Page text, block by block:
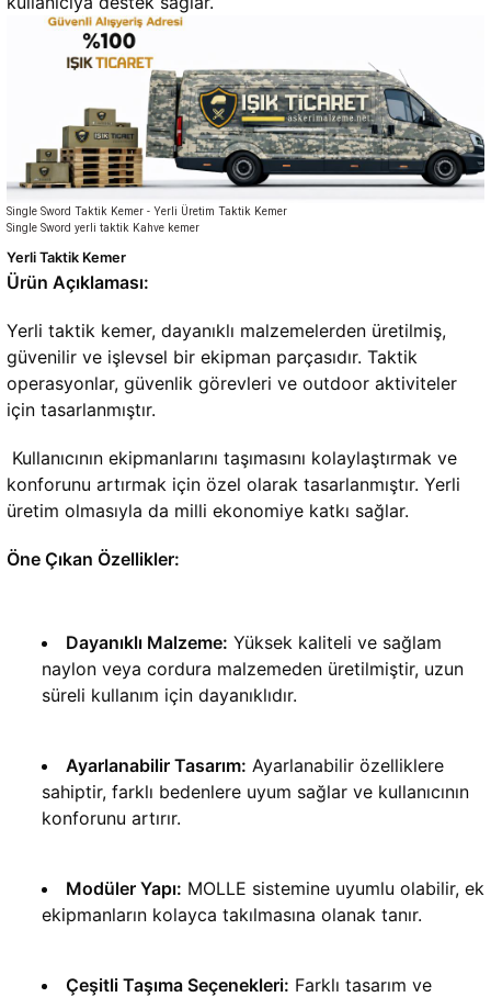
Single Sword Taktik Kemer - Yerli Üretim Taktik Kemer
Single Sword yerli taktik Kahve kemer
Yerli Taktik Kemer
Ürün Açıklaması:
Yerli taktik kemer, dayanıklı malzemelerden üretilmiş,
güvenilir ve işlevsel bir ekipman parçasıdır. Taktik
operasyonlar, güvenlik görevleri ve outdoor aktiviteler
için tasarlanmıştır.
Kullanıcının ekipmanlarını taşımasını kolaylaştırmak ve
konforunu artırmak için özel olarak tasarlanmıştır. Yerli
üretim olmasıyla da milli ekonomiye katkı sağlar.
Öne Çıkan Özellikler:
Dayanıklı Malzeme: Yüksek kaliteli ve sağlam
naylon veya cordura malzemeden üretilmiştir, uzun
süreli kullanım için dayanıklıdır.
Ayarlanabilir Tasarım: Ayarlanabilir özelliklere
sahiptir, farklı bedenlere uyum sağlar ve kullanıcının
konforunu artırır.
Modüler Yapı: MOLLE sistemine uyumlu olabilir, ek
ekipmanların kolayca takılmasına olanak tanır.
Çeşitli Taşıma Seçenekleri: Farklı tasarım ve